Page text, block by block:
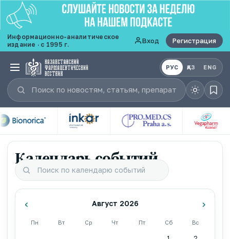
Информационно-аналитическое
издание · с 1995 г.
Вход Регистрация
РУС ҚАЗ ENG
Календарь событий
‹ Август 2026 ›
Пн Вт Ср Чт Пт Сб Вс